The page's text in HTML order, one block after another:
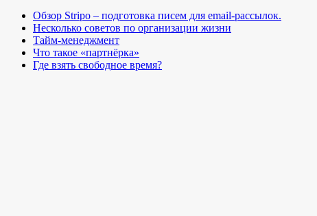
Обзор Stripo – подготовка писем для email-рассылок.
Несколько советов по организации жизни
Тайм-менеджмент
Что такое «партнёрка»
Где взять свободное время?